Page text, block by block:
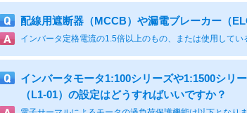
配線用遮断器（MCCB）や漏電ブレーカー（
インバータモータ1:100シリーズや1:1500シリ
（L1-01）の設定はどうすればいいですか？